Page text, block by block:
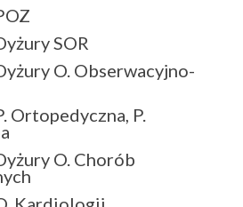
SOR
O. Obserwacyjno-
Ortopedyczna, P.
O. Chorób